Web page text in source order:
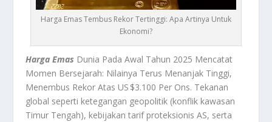
Harga Emas Tembus Rekor Tertinggi: Apa Artinya Untuk
Ekonomi?
Harga Emas Dunia Pada Awal Tahun 2025 Mencatat
Momen Bersejarah: Nilainya Terus Menanjak Tinggi,
Menembus Rekor Atas US $3.100 Per Ons. Tekanan
global seperti ketegangan geopolitik (konflik kawasan
Timur Tengah), kebijakan tarif proteksionis AS, serta